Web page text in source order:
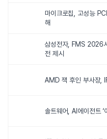
마이크로칩, 고성능
해
삼성전자, FMS 2026
전 제시
AMD 잭 후인 부사장,
솔트웨어, AI에이전트 ‘